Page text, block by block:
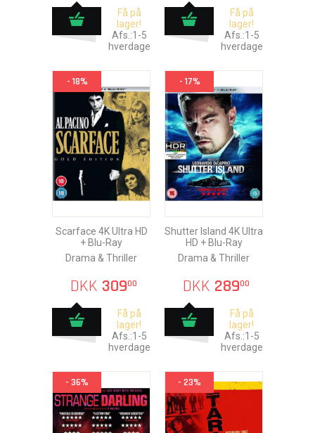
Få på
lager!
Afs.:1-5
hverdage
Få på
lager!
Afs.:1-5
hverdage
- 18%
Scarface 4K Ultra HD
+ Blu-Ray
Drama & Thriller
DKK 30900
Få på
lager!
Afs.:1-5
hverdage
- 17%
Shutter Island 4K Ultra
HD + Blu-Ray
Drama & Thriller
DKK 28900
Få på
lager!
Afs.:1-5
hverdage
- 36% - 23%